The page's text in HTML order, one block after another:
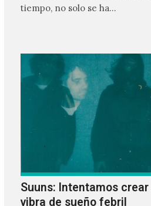
tiempo, no solo se ha…
Suuns: Intentamos
vibra de sueño febril